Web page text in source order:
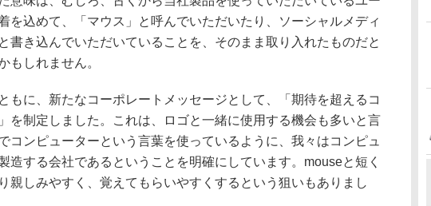
を込めて、「マウス」と呼んでいただいたり、ソーシャルメディ
書き込んでいただいていることを、そのまま取り入れたものだと
もしれません。
もに、新たなコーポレートメッセージとして、「期待を超えるコ
を制定しました。これは、ロゴと一緒に使用する機会も多いと言
コンピューターという言葉を使っているように、我々はコンピュ
造する会社であるということを明確にしています。mouseと短く
親しみやすく、覚えてもらいやすくするという狙いもありまし